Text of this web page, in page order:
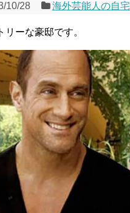
10/28 海外芸能人の自宅
リーな豪邸です。